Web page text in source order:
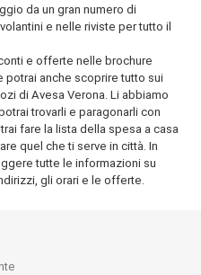
da un gran numero di
e nelle riviste per tutto il
e offerte nelle brochure
anche scoprire tutto sui
di Avesa Verona. Li abbiamo
trovarli e paragonarli con
fare la lista della spesa a casa
quel che ti serve in città. In
tutte le informazioni su
gli orari e le offerte.